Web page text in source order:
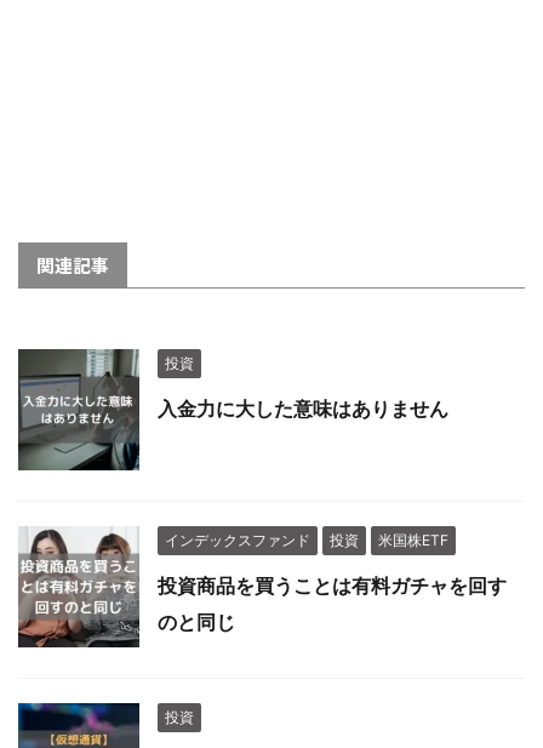
関連記事
投資
入金力に大した意味はありません
インデックスファンド 投資 米国株ETF
投資商品を買うことは有料ガチャを回す
のと同じ
投資